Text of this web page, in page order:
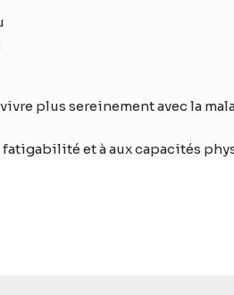
plus sereinement avec la
et à aux capacités